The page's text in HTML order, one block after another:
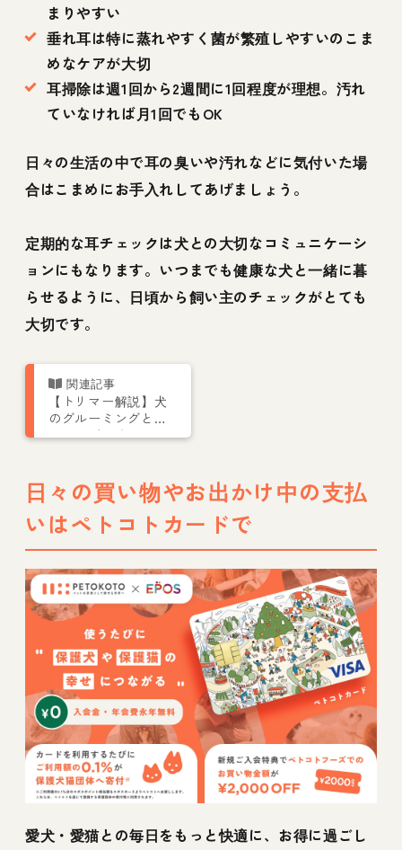
まりやすい
垂れ耳は特に蒸れやすく菌が繁殖しやすいのこま
めなケアが大切
耳掃除は週1回から2週間に1回程度が理想。汚れ
ていなければ月1回でもOK
日々の生活の中で耳の臭いや汚れなどに気付いた場
合はこまめにお手入れしてあげましょう。
定期的な耳チェックは犬との大切なコミュニケーシ
ョンにもなります。いつまでも健康な犬と一緒に暮
らせるように、日頃から飼い主のチェックがとても
大切です。
【トリマー解説】犬
のグルーミングとト
リミングの違いは？
日々の買い物やお出かけ中の支払
いはペトコトカードで
愛犬・愛猫との毎日をもっと快適に、お得に過ごし